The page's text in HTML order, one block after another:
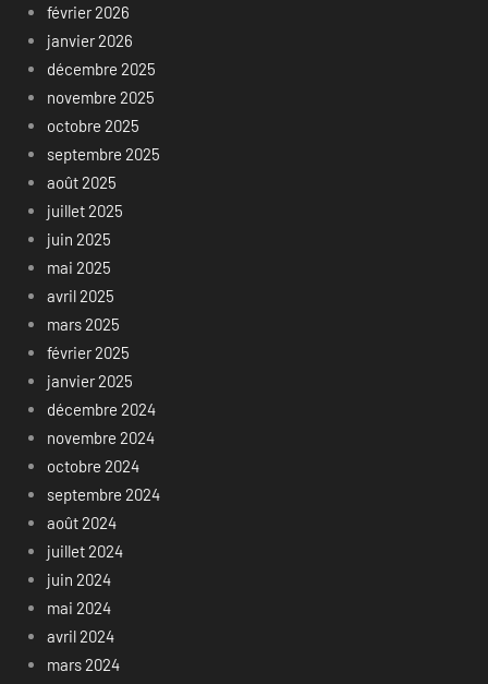
février 2026
janvier 2026
décembre 2025
novembre 2025
octobre 2025
septembre 2025
août 2025
juillet 2025
juin 2025
mai 2025
avril 2025
mars 2025
février 2025
janvier 2025
décembre 2024
novembre 2024
octobre 2024
septembre 2024
août 2024
juillet 2024
juin 2024
mai 2024
avril 2024
mars 2024